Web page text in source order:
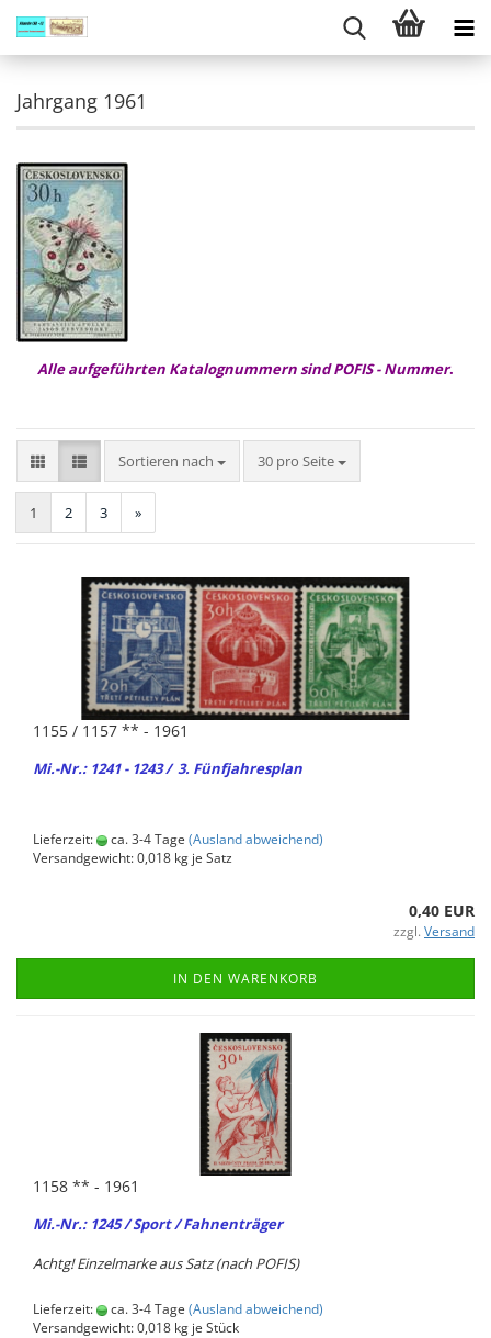
Jahrgang 1961
Alle aufgeführten Katalognummern sind POFIS - Nummer.
Sortieren nach
Sortieren nach 30 pro Seite
pro Seite
1 2 3 »
1155 / 1157 ** - 1961
Mi.-Nr.: 1241 - 1243 / 3. Fünf­jah­res­plan
Lieferzeit: ca. 3-4 Tage (Ausland abweichend)
Versandgewicht:0,018 kg je Satz
0,40 EUR
zzgl. Versand
IN DEN WARENKORB
1158 ** - 1961
Mi.-Nr.: 1245 / Sport / Fah­nen­trä­ger
Achtg! Ein­zel­mar­ke aus Satz (nach POFIS)
Lieferzeit: ca. 3-4 Tage (Ausland abweichend)
Versandgewicht:0,018 kg je Stück